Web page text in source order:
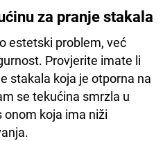
za pranje stakala
estetski problem, već
Provjerite imate li
stakala koja je otporna na
se tekućina smrzla u
koja ima niži